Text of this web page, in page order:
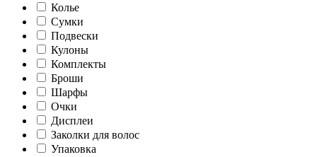
Колье
Сумки
Подвески
Кулоны
Комплекты
Броши
Шарфы
Очки
Дисплеи
Заколки для волос
Упаковка